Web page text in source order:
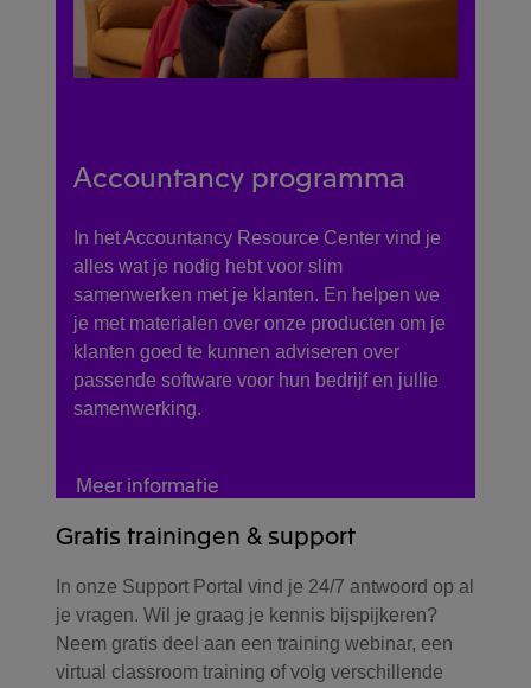
Accountancy programma
In het Accountancy Resource Center vind je
alles wat je nodig hebt voor slim
samenwerken met je klanten. En helpen we
je met materialen over onze producten om je
klanten goed te kunnen adviseren over
passende software voor hun bedrijf en jullie
samenwerking.
Meer informatie
Gratis trainingen & support
In onze Support Portal vind je 24/7 antwoord op al
je vragen. Wil je graag je kennis bijspijkeren?
Neem gratis deel aan een training webinar, een
virtual classroom training of volg verschillende